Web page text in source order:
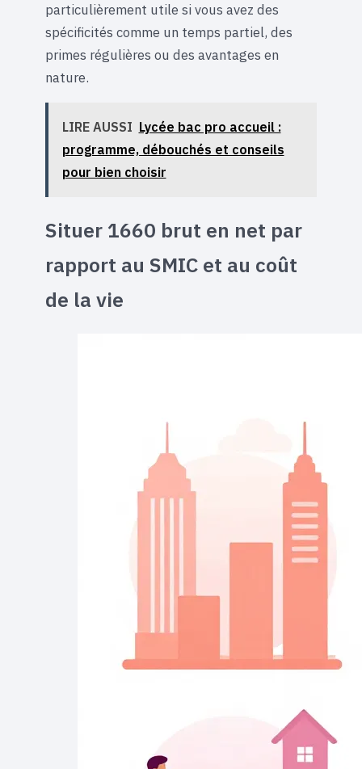
particulièrement utile si vous avez des
spécificités comme un temps partiel, des
primes régulières ou des avantages en
nature.
LIRE AUSSI Lycée bac pro accueil :
programme, débouchés et conseils
pour bien choisir
Situer 1660 brut en net par
rapport au SMIC et au coût
de la vie